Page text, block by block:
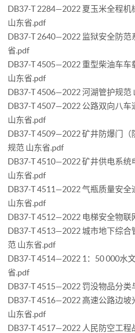
DB37-T 2284—2022 夏玉米全程机
山东省.pdf
DB37-T 2640—2022 监狱安全防范
省.pdf
DB37-T 4505—2022 重型柴油车
山东省.pdf
DB37-T 4506—2022 河湖管护规范
DB37-T 4507—2022 公路双向八车
山东省.pdf
DB37-T 4509—2022 矿井防爆门（
规范 山东省.pdf
DB37-T 4510—2022 矿井供电系统
山东省.pdf
DB37-T 4511—2022 气瓶质量安全
山东省.pdf
DB37-T 4512—2022 电梯安全物联
DB37-T 4513—2022 城市地下综
范 山东省.pdf
DB37-T 4514—2022 1：50 000水
省.pdf
DB37-T 4515—2022 罚没物品分类
DB37-T 4516—2022 高速公路边坡
山东省.pdf
DB37-T 4517—2022 人民防空工